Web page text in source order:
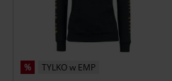
% TYLKO w EMP